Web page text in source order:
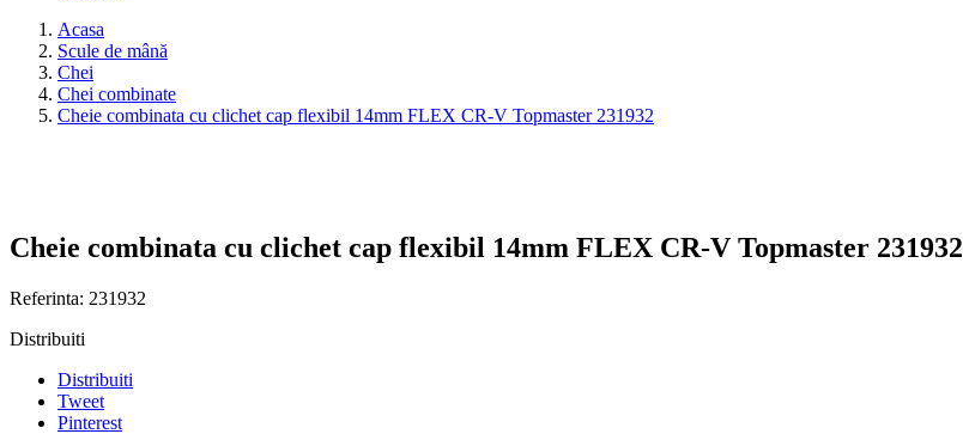
Acasa
Scule de mână
Chei
Chei combinate
Cheie combinata cu clichet cap flexibil 14mm FLEX CR-V Topmaster 231932
Cheie combinata cu clichet cap flexibil 14mm FLEX CR-V Topmaster 231932
Referinta: 231932
Distribuiti
Distribuiti
Tweet
Pinterest